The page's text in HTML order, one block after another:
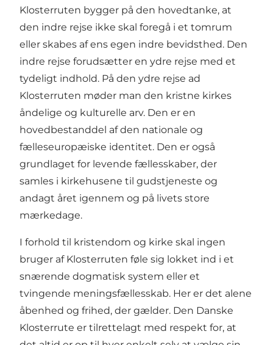
Klosterruten bygger på den hovedtanke, at
den indre rejse ikke skal foregå i et tomrum
eller skabes af ens egen indre bevidsthed. Den
indre rejse forudsætter en ydre rejse med et
tydeligt indhold. På den ydre rejse ad
Klosterruten møder man den kristne kirkes
åndelige og kulturelle arv. Den er en
hovedbestanddel af den nationale og
fælleseuropæiske identitet. Den er også
grundlaget for levende fællesskaber, der
samles i kirkehusene til gudstjeneste og
andagt året igennem og på livets store
mærkedage.
I forhold til kristendom og kirke skal ingen
bruger af Klosterruten føle sig lokket ind i et
snærende dogmatisk system eller et
tvingende meningsfællesskab. Her er det alene
åbenhed og frihed, der gælder. Den Danske
Klosterrute er tilrettelagt med respekt for, at